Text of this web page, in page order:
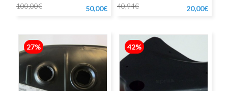
100,00€
50,00€
40,94€
20,00€
27% 42%